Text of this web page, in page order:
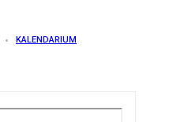
KALENDARIUM